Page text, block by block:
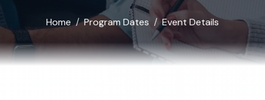
Home Program Dates Event Details